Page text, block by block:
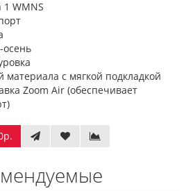
WMNS
осень
материала с мягкой подкладкой
Zoom Air (обеспечивает